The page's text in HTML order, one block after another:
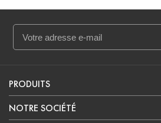
PRODUITS
NOTRE SOCIÉTÉ